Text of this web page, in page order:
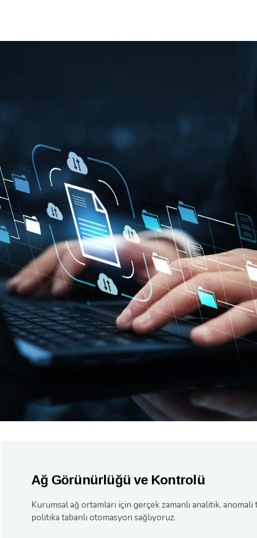
Ağ Görünürlüğü ve Kontrolü
Kurumsal ağ ortamları için gerçek zamanlı analitik, anomali
politika tabanlı otomasyon sağlıyoruz.